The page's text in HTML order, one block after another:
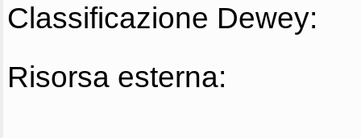
Classificazione Dewey:
Risorsa esterna: